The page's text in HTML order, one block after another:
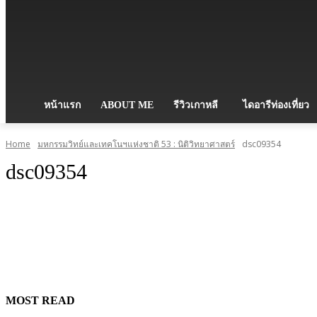
หน้าแรก ABOUT ME รีวิวเกาหลี ไดอารีท่องเที่ยว
Home มหกรรมวิทย์และเทคโนฯแห่งชาติ 53 : นิติวิทยาศาสตร์ dsc09354
dsc09354
MOST READ